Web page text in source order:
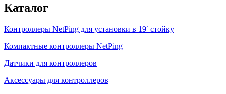
Каталог
Контроллеры NetPing для установки в 19′ стойку
Компактные контроллеры NetPing
Датчики для контроллеров
Аксессуары для контроллеров